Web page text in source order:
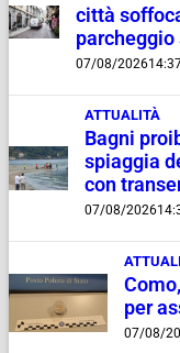
città
07/08/2026
ATTUALITÀ
Bagni
spiaggia
con
07/08/2026
per
07/08/